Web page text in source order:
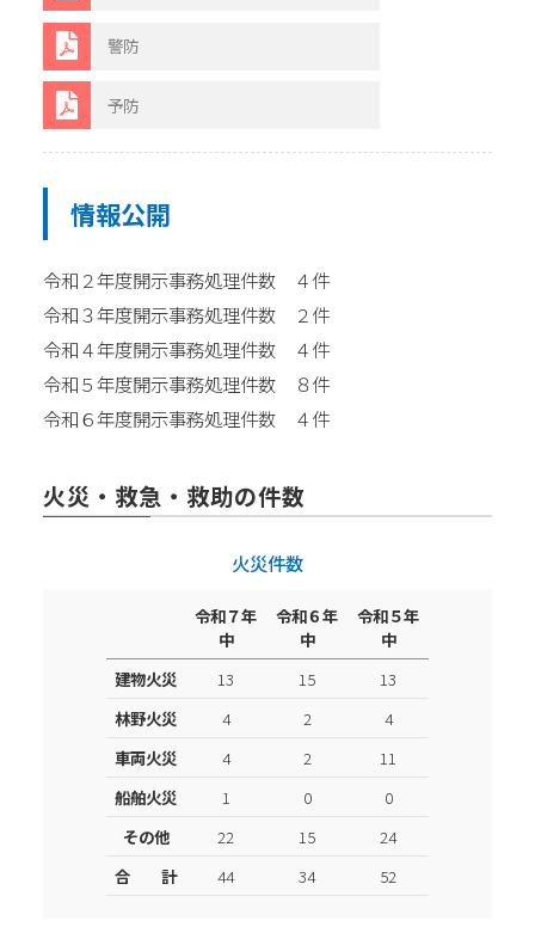
警防
予防
情報公開
令和２年度開示事務処理件数 ４件
令和３年度開示事務処理件数 ２件
令和４年度開示事務処理件数 ４件
令和５年度開示事務処理件数 ８件
令和６年度開示事務処理件数 ４件
火災・救急・救助の件数
火災件数
令和７年
中
令和６年
中
令和５年
中
建物火災
13 15
13
林野火災
4 2
4
車両火災
4 2
11
船舶火災
1 0
0
その他
22 15
24
合 計
44 34 52